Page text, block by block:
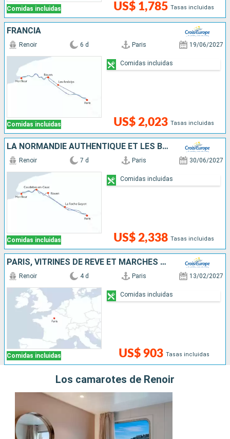
Comidas incluidas US$ 1,785 Tasas incluidas
FRANCIA
Comidas incluidas
Renoir 6 d Paris 19/06/2027
US$ 2,023 Tasas incluidas
Comidas incluidas
LA NORMANDIE AUTHENTIQUE ET LES BOUCLES DE LA SEINE - VILLAGES DE CHARME, DÉCOUVERTES GOURMANDES ET GRANDS CLASSIQUES
Comidas incluidas
Renoir 7 d Paris 30/06/2027
US$ 2,338 Tasas incluidas
Comidas incluidas
PARIS, VITRINES DE RÊVE ET MARCHÉS DE NOËL
Comidas incluidas
Renoir 4 d Paris 13/02/2027
US$ 903 Tasas incluidas
Comidas incluidas
Los camarotes de Renoir